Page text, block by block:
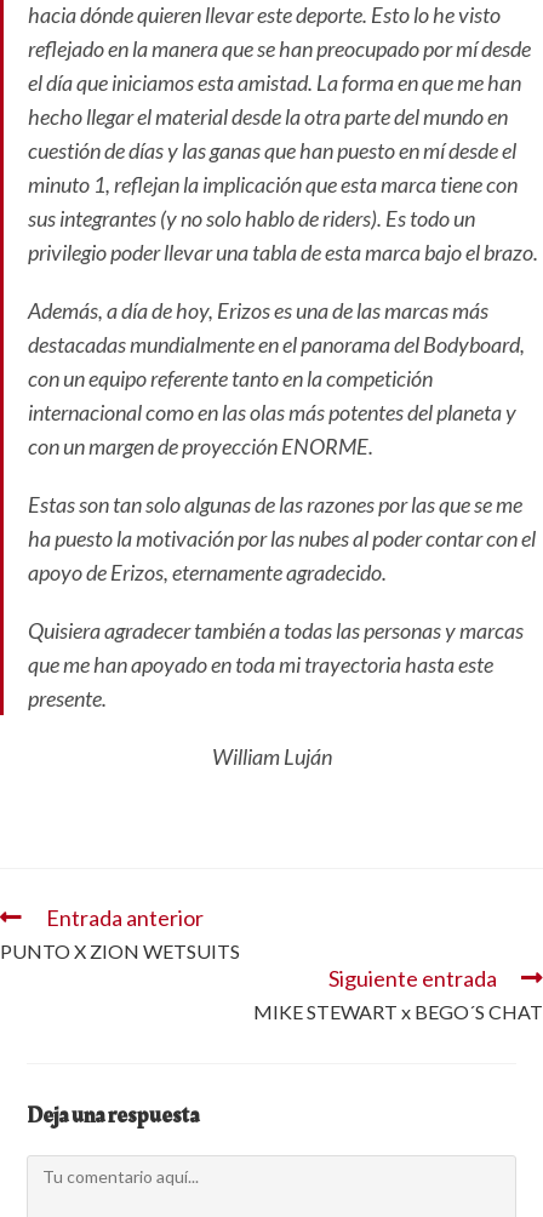
hacia dónde quieren llevar este deporte. Esto lo he visto
reflejado en la manera que se han preocupado por mí desde
el día que iniciamos esta amistad. La forma en que me han
hecho llegar el material desde la otra parte del mundo en
cuestión de días y las ganas que han puesto en mí desde el
minuto 1, reflejan la implicación que esta marca tiene con
sus integrantes (y no solo hablo de riders). Es todo un
privilegio poder llevar una tabla de esta marca bajo el brazo.
Además, a día de hoy, Erizos es una de las marcas más
destacadas mundialmente en el panorama del Bodyboard,
con un equipo referente tanto en la competición
internacional como en las olas más potentes del planeta y
con un margen de proyección ENORME.
Estas son tan solo algunas de las razones por las que se me
ha puesto la motivación por las nubes al poder contar con el
apoyo de Erizos, eternamente agradecido.
Quisiera agradecer también a todas las personas y marcas
que me han apoyado en toda mi trayectoria hasta este
presente.
William Luján
Entrada anterior
PUNTO X ZION WETSUITS
Siguiente entrada
MIKE STEWART x BEGO´S CHAT
Deja una respuesta